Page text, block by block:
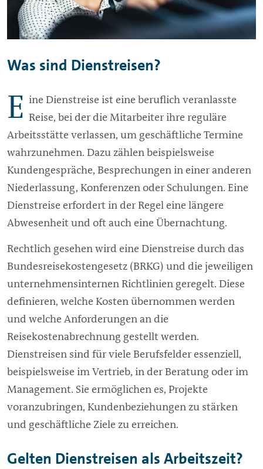
Was sind Dienstreisen?
E ine Dienstreise ist eine beruflich veranlasste
Reise, bei der die Mitarbeiter ihre reguläre
Arbeitsstätte verlassen, um geschäftliche Termine
wahrzunehmen. Dazu zählen beispielsweise
Kundengespräche, Besprechungen in einer anderen
Niederlassung, Konferenzen oder Schulungen. Eine
Dienstreise erfordert in der Regel eine längere
Abwesenheit und oft auch eine Übernachtung.
Rechtlich gesehen wird eine Dienstreise durch das
Bundesreisekostengesetz (BRKG) und die jeweiligen
unternehmensinternen Richtlinien geregelt. Diese
definieren, welche Kosten übernommen werden
und welche Anforderungen an die
Reisekostenabrechnung gestellt werden.
Dienstreisen sind für viele Berufsfelder essenziell,
beispielsweise im Vertrieb, in der Beratung oder im
Management. Sie ermöglichen es, Projekte
voranzubringen, Kundenbeziehungen zu stärken
und geschäftliche Ziele zu erreichen.
Gelten Dienstreisen als Arbeitszeit?